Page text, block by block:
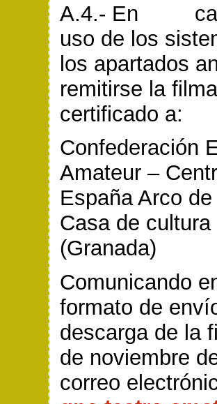
A.4.- En
uso de los
los apartados
remitirse la
certificado a:
Confederación
Amateur –
España Arco
Casa de
(Granada)
Comunicando
formato de
descarga de la
de noviembre
correo